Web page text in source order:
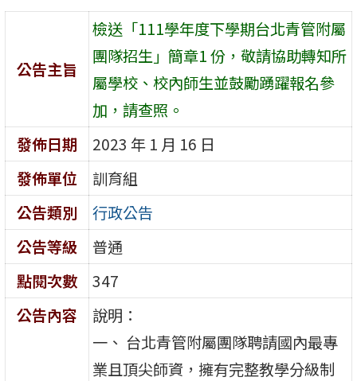
公告主旨
檢送「111學年度下學期台北青管附屬
團隊招生」簡章1 份，敬請協助轉知所
屬學校、校內師生並鼓勵踴躍報名參
加，請查照。
發佈日期
2023 年 1 月 16 日
發佈單位
訓育組
公告類別
行政公告
公告等級
普通
點閱次數
347
公告內容
說明：
一、 台北青管附屬團隊聘請國內最專
業且頂尖師資，擁有完整教學分級制